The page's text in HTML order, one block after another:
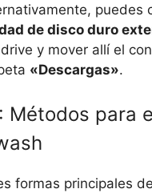
puedes
de disco duro
y mover allí el
«Descargas».
Métodos para
formas principales